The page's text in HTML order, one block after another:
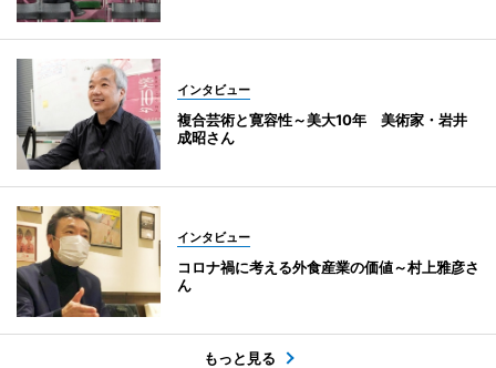
インタビュー
複合芸術と寛容性～美大10年 美術家・岩井
成昭さん
インタビュー
コロナ禍に考える外食産業の価値～村上雅彦さ
ん
もっと見る